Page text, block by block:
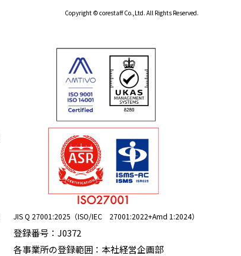
Copyright © corestaff Co.,Ltd. All Rights Reserved.
JIS Q 27001:2025（ISO/IEC 27001:2022+Amd 1:2024）
登録番号：J0372
各事業所の登録範囲：本社経営企画部